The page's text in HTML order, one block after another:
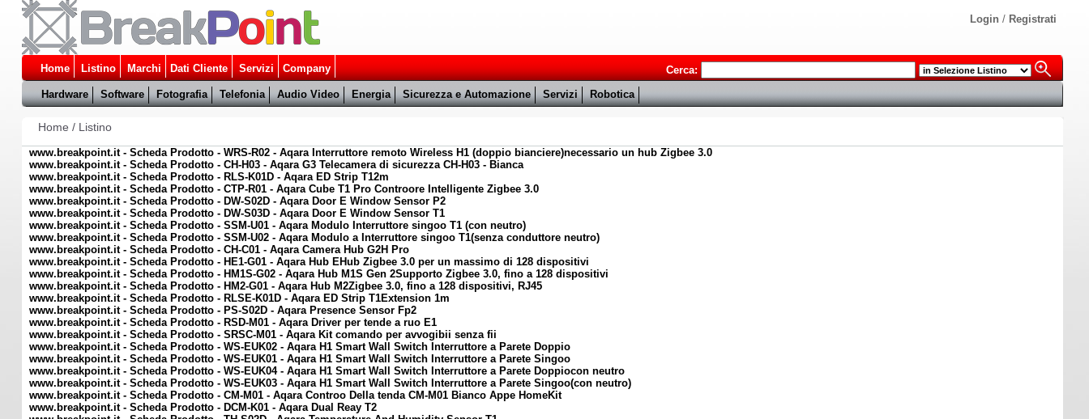
Login / Registrati
Home Listino Marchi Dati Cliente Servizi Company
Cerca:
Hardware
Software Fotografia Telefonia Audio Video Energia Sicurezza e Automazione Servizi Robotica
Home / Listino
www.breakpoint.it - Scheda Prodotto - WRS-R02 - Aqara Interruttore remoto Wireless H1 (doppio bianciere)necessario un hub Zigbee 3.0
www.breakpoint.it - Scheda Prodotto - CH-H03 - Aqara G3 Telecamera di sicurezza CH-H03 - Bianca
www.breakpoint.it - Scheda Prodotto - RLS-K01D - Aqara ED Strip T12m
www.breakpoint.it - Scheda Prodotto - CTP-R01 - Aqara Cube T1 Pro Controore Intelligente Zigbee 3.0
www.breakpoint.it - Scheda Prodotto - DW-S02D - Aqara Door E Window Sensor P2
www.breakpoint.it - Scheda Prodotto - DW-S03D - Aqara Door E Window Sensor T1
www.breakpoint.it - Scheda Prodotto - SSM-U01 - Aqara Modulo Interruttore singoo T1 (con neutro)
www.breakpoint.it - Scheda Prodotto - SSM-U02 - Aqara Modulo a Interruttore singoo T1(senza conduttore neutro)
www.breakpoint.it - Scheda Prodotto - CH-C01 - Aqara Camera Hub G2H Pro
www.breakpoint.it - Scheda Prodotto - HE1-G01 - Aqara Hub EHub Zigbee 3.0 per un massimo di 128 dispositivi
www.breakpoint.it - Scheda Prodotto - HM1S-G02 - Aqara Hub M1S Gen 2Supporto Zigbee 3.0, fino a 128 dispositivi
www.breakpoint.it - Scheda Prodotto - HM2-G01 - Aqara Hub M2Zigbee 3.0, fino a 128 dispositivi, RJ45
www.breakpoint.it - Scheda Prodotto - RLSE-K01D - Aqara ED Strip T1Extension 1m
www.breakpoint.it - Scheda Prodotto - PS-S02D - Aqara Presence Sensor Fp2
www.breakpoint.it - Scheda Prodotto - RSD-M01 - Aqara Driver per tende a ruo E1
www.breakpoint.it - Scheda Prodotto - SRSC-M01 - Aqara Kit comando per avvogibii senza fii
www.breakpoint.it - Scheda Prodotto - WS-EUK02 - Aqara H1 Smart Wall Switch Interruttore a Parete Doppio
www.breakpoint.it - Scheda Prodotto - WS-EUK01 - Aqara H1 Smart Wall Switch Interruttore a Parete Singoo
www.breakpoint.it - Scheda Prodotto - WS-EUK04 - Aqara H1 Smart Wall Switch Interruttore a Parete Doppiocon neutro
www.breakpoint.it - Scheda Prodotto - WS-EUK03 - Aqara H1 Smart Wall Switch Interruttore a Parete Singoo(con neutro)
www.breakpoint.it - Scheda Prodotto - CM-M01 - Aqara Controo Della tenda CM-M01 Bianco Appe HomeKit
www.breakpoint.it - Scheda Prodotto - DCM-K01 - Aqara Dual Reay T2